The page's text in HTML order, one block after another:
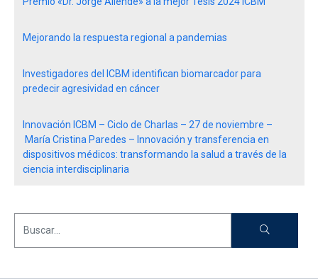
Mejorando la respuesta regional a pandemias
Investigadores del ICBM identifican biomarcador para
predecir agresividad en cáncer
Innovación ICBM – Ciclo de Charlas – 27 de noviembre –
María Cristina Paredes – Innovación y transferencia en
dispositivos médicos: transformando la salud a través de la
ciencia interdisciplinaria